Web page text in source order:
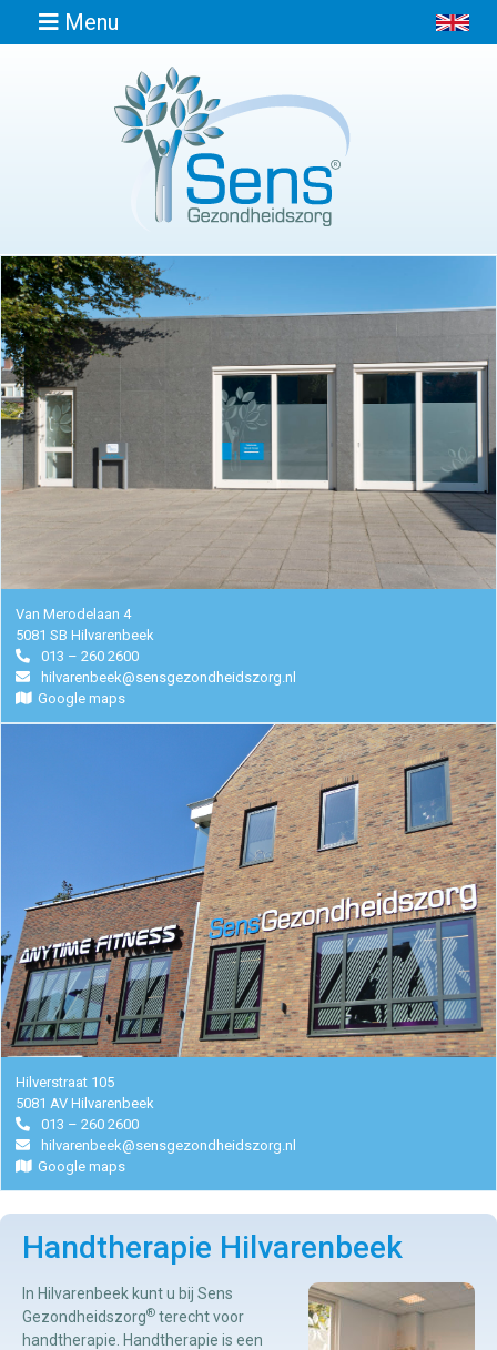
Menu
Afspraak
maken
Locaties
Contact
Osteopathie
therapie
Viscerale
therapie
Craniosacraal
Van Merodelaan 4
5081 SB Hilvarenbeek
013 – 260 2600
hilvarenbeek@sensgezondheidszorg.nl
Google maps
Hilverstraat 105
5081 AV Hilvarenbeek
013 – 260 2600
hilvarenbeek@sensgezondheidszorg.nl
Google maps
Handtherapie Hilvarenbeek
In Hilvarenbeek kunt u bij Sens
Gezondheidszorg® terecht voor
handtherapie. Handtherapie is een